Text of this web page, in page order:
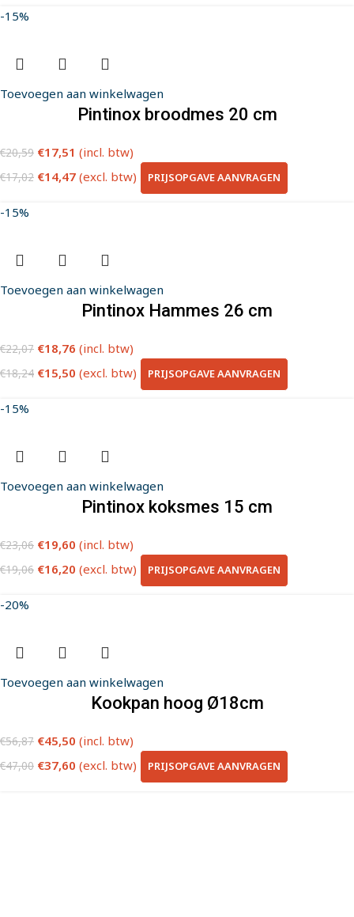
-15%
Toevoegen aan winkelwagen
Pintinox broodmes 20 cm
€20,59 €17,51 (incl. btw)
€17,02 €14,47 (excl. btw) PRIJSOPGAVE AANVRAGEN
-15%
Toevoegen aan winkelwagen
Pintinox Hammes 26 cm
€22,07 €18,76 (incl. btw)
€18,24 €15,50 (excl. btw) PRIJSOPGAVE AANVRAGEN
-15%
Toevoegen aan winkelwagen
Pintinox koksmes 15 cm
€23,06 €19,60 (incl. btw)
€19,06 €16,20 (excl. btw) PRIJSOPGAVE AANVRAGEN
-20%
Toevoegen aan winkelwagen
Kookpan hoog Ø18cm
€56,87 €45,50 (incl. btw)
€47,00 €37,60 (excl. btw) PRIJSOPGAVE AANVRAGEN